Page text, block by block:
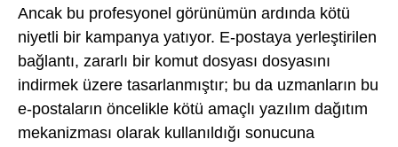
Ancak bu profesyonel görünümün ardında kötü
niyetli bir kampanya yatıyor. E-postaya yerleştirilen
bağlantı, zararlı bir komut dosyası dosyasını
indirmek üzere tasarlanmıştır; bu da uzmanların bu
e-postaların öncelikle kötü amaçlı yazılım dağıtım
mekanizması olarak kullanıldığı sonucuna